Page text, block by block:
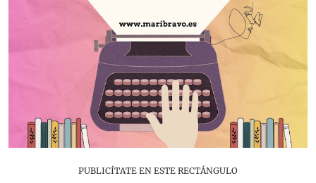
PUBLICÍTATE EN ESTE RECTÁNGULO